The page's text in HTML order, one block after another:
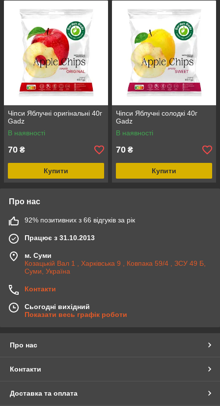
Чіпси Яблучні оригінальні 40г
Gadz
В наявності
70 ₴
Купити
Чіпси Яблучні солодкі 40г
Gadz
В наявності
70 ₴
Купити
Про нас
92% позитивних з 66 відгуків за рік
Працює з 31.10.2013
м. Суми
Козацькій Вал 1 , Харківська 9 , Ковпака 59/4 , ЗСУ 49 Б,
Суми, Україна
Контакти
Сьогодні вихідний
Показати весь графік роботи
Про нас
Контакти
Доставка та оплата